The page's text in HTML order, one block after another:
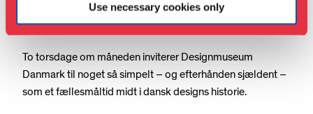
Use necessary cookies only
FÆLLESSPISNING PÅ
DESIGNMUSEET
To torsdage om måneden inviterer Designmuseum
Danmark til noget så simpelt – og efterhånden sjældent –
som et fællesmåltid midt i dansk designs historie.